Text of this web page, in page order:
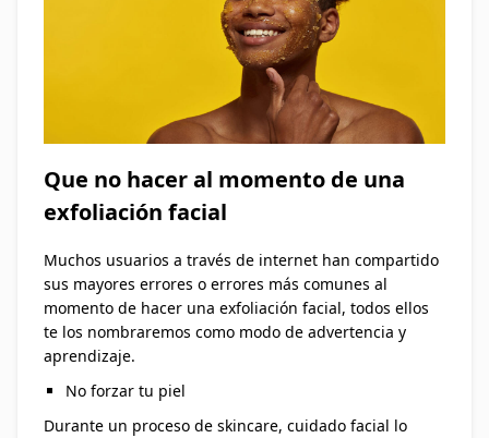
Que no hacer al momento de una
exfoliación facial
Muchos usuarios a través de internet han compartido
sus mayores errores o errores más comunes al
momento de hacer una exfoliación facial, todos ellos
te los nombraremos como modo de advertencia y
aprendizaje.
No forzar tu piel
Durante un proceso de skincare, cuidado facial lo